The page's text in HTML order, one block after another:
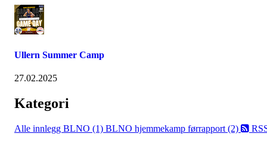
Ullern Summer Camp
27.02.2025
Kategori
Alle innlegg BLNO (1) BLNO hjemmekamp førrapport (2)